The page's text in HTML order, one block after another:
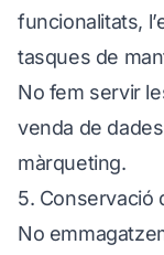
funcionalitats,
tasques de
No fem servir
venda de
màrqueting.
5. Conservació
No